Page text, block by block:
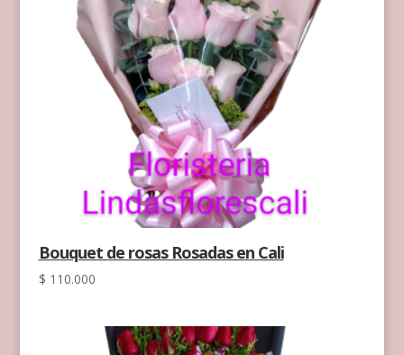
Bouquet de rosas Rosadas en Cali
$ 110.000